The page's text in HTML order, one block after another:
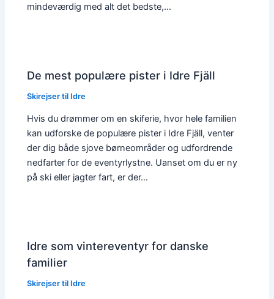
mindeværdig med alt det bedste,…
De mest populære pister i Idre Fjäll
Skirejser til Idre
Hvis du drømmer om en skiferie, hvor hele familien
kan udforske de populære pister i Idre Fjäll, venter
der dig både sjove børneområder og udfordrende
nedfarter for de eventyrlystne. Uanset om du er ny
på ski eller jagter fart, er der…
Idre som vintereventyr for danske
familier
Skirejser til Idre